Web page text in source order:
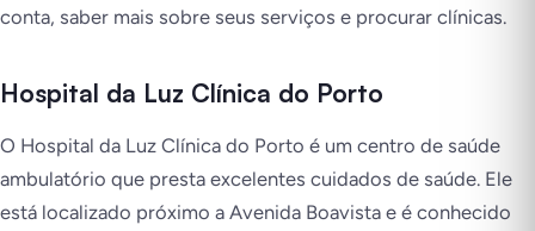
conta, saber mais sobre seus serviços e procurar clínicas.
Hospital da Luz Clínica do Porto
O Hospital da Luz Clínica do Porto é um centro de saúde
ambulatório que presta excelentes cuidados de saúde. Ele
está localizado próximo a Avenida Boavista e é conhecido